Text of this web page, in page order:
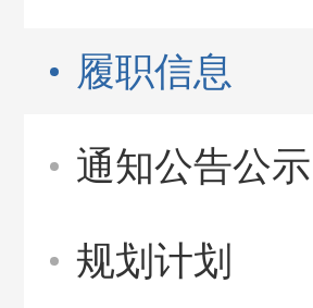
履职信息
通知公告公示
规划计划